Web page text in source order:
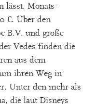
lässt. Monats-
€. Über den
B.V. und große
Vedes finden die
aus dem
ihren Weg in
Unter den mehr als
die laut Disneys